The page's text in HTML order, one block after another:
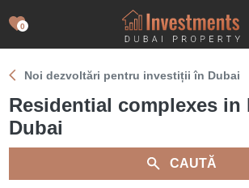
0
Noi dezvoltări pentru investiții în Dubai
Residential complexes in
Dubai
CAUTĂ